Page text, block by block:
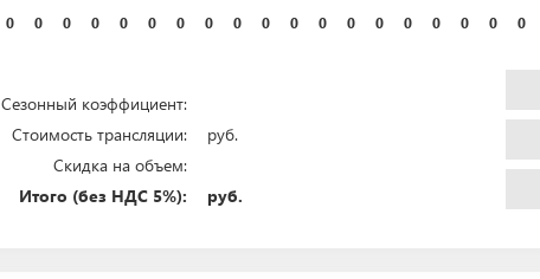
0 0 0 0 0 0 0 0 0 0 0 0 0 0 0 0 0 0 0
Сезонный коэффициент:
Стоимость трансляции:
руб.
Скидка на объем:
Итого (без НДС 5%):
руб.